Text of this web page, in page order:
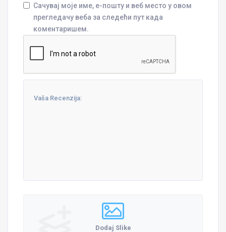
Сачувај моје име, е-пошту и веб место у овом
прегледачу веба за следећи пут када
коментаришем.
Dodaj Slike